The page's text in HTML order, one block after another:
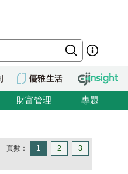
財富管理 專題
頁數： 1 2 3